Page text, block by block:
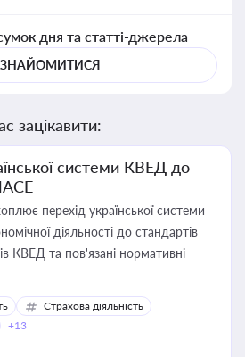
дня та статті-джерела
зацікавити:
системи КВЕД до
перехід української системи
діяльності до стандартів
КВЕД та пов'язані нормативні
Страхова діяльність
+13